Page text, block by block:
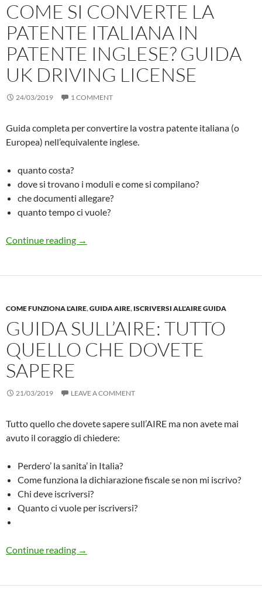
COME SI CONVERTE LA
PATENTE ITALIANA IN
PATENTE INGLESE? GUIDA
UK DRIVING LICENSE
24/03/2019 1 COMMENT
Guida completa per convertire la vostra patente italiana (o
Europea) nell’equivalente inglese.
quanto costa?
dove si trovano i moduli e come si compilano?
che documenti allegare?
quanto tempo ci vuole?
Continue reading Come si converte la PATENTE Italiana in
→
COME FUNZIONA L'AIRE,GUIDA AIRE, ISCRIVERSI ALL'AIRE GUIDA
GUIDA SULL’AIRE: TUTTO
QUELLO CHE DOVETE
SAPERE
21/03/2019 LEAVE A COMMENT
Tutto quello che dovete sapere sull’AIRE ma non avete mai
avuto il coraggio di chiedere:
Perdero’ la sanita’ in Italia?
Come funziona la dichiarazione fiscale se non mi iscrivo?
Chi deve iscriversi?
Quanto ci vuole per iscriversi?
Continue reading Guida sull’AIRE: Tutto quello che DOVETE
→